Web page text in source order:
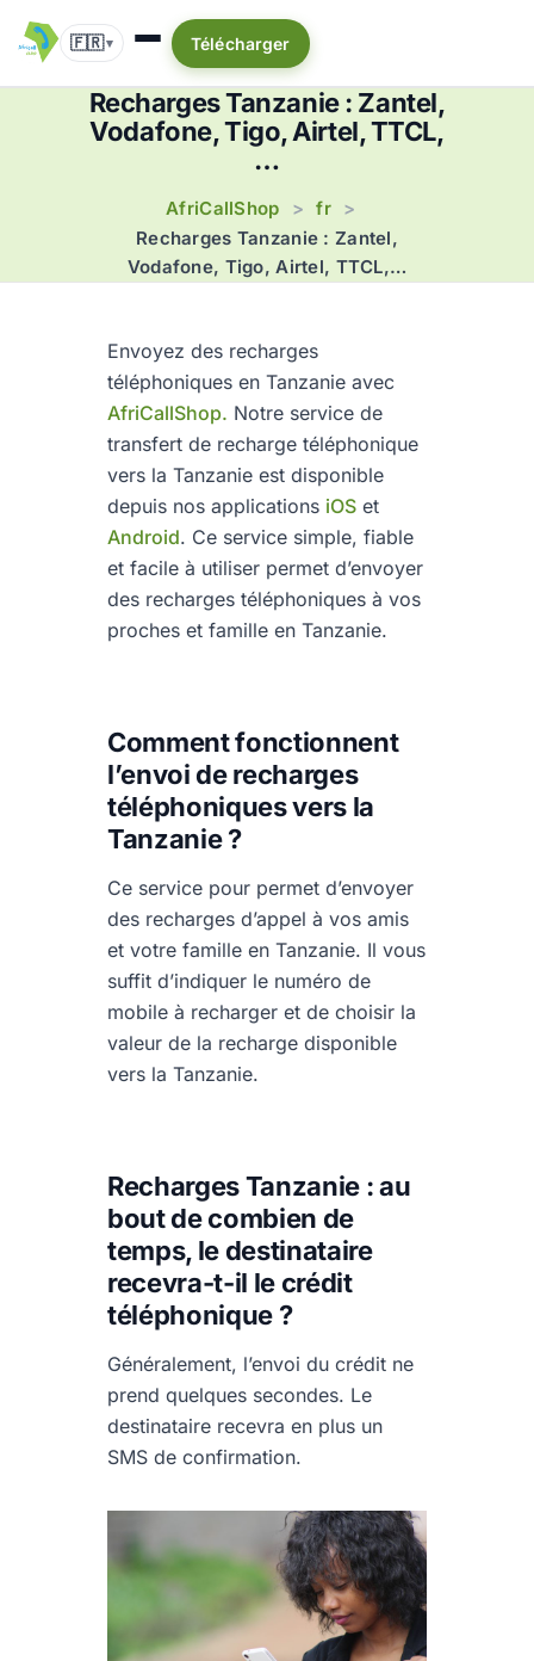
🇫🇷▾ Télécharger
Recharges Tanzanie : Zantel,
Vodafone, Tigo, Airtel, TTCL,
…
AfriCallShop > fr >
Recharges Tanzanie : Zantel,
Vodafone, Tigo, Airtel, TTCL,…
Envoyez des recharges
téléphoniques en Tanzanie avec
AfriCallShop. Notre service de
transfert de recharge téléphonique
vers la Tanzanie est disponible
depuis nos applications iOS et
Android. Ce service simple, fiable
et facile à utiliser permet d’envoyer
des recharges téléphoniques à vos
proches et famille en Tanzanie.
Comment fonctionnent
l’envoi de recharges
téléphoniques vers la
Tanzanie ?
Ce service pour permet d’envoyer
des recharges d’appel à vos amis
et votre famille en Tanzanie. Il vous
suffit d’indiquer le numéro de
mobile à recharger et de choisir la
valeur de la recharge disponible
vers la Tanzanie.
Recharges Tanzanie : au
bout de combien de
temps, le destinataire
recevra-t-il le crédit
téléphonique ?
Généralement, l’envoi du crédit ne
prend quelques secondes. Le
destinataire recevra en plus un
SMS de confirmation.